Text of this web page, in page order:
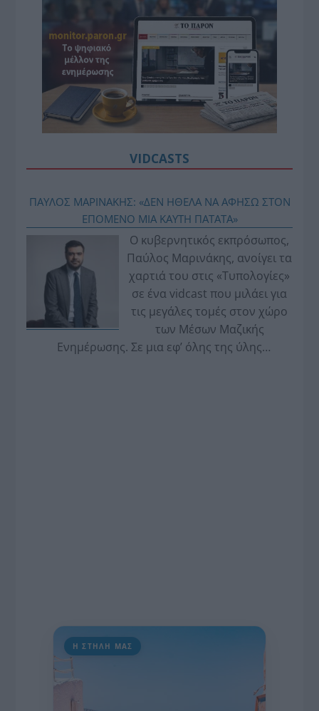
VIDCASTS
ΠΑΥΛΟΣ ΜΑΡΙΝΑΚΗΣ: «ΔΕΝ ΗΘΕΛΑ ΝΑ ΑΦΗΣΩ ΣΤΟΝ
ΕΠΟΜΕΝΟ ΜΙΑ ΚΑΥΤΗ ΠΑΤΑΤΑ»
Ο κυβερνητικός εκπρόσωπος,
Παύλος Μαρινάκης, ανοίγει τα
χαρτιά του στις «Τυπολογίες»
σε ένα vidcast που μιλάει για
τις μεγάλες τομές στον χώρο
των Μέσων Μαζικής
Ενημέρωσης. Σε μια εφ’ όλης της ύλης
Η ΣΤΗΛΗ ΜΑΣ